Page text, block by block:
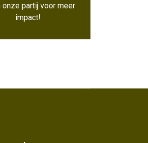
onze partij voor meer
impact!